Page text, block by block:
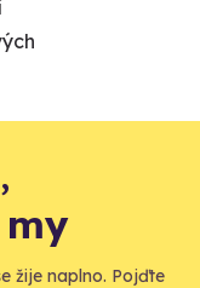
žije naplno. Pojďte